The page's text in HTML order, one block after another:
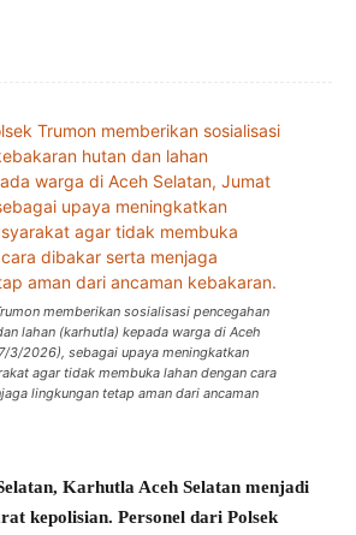
memberikan sosialisasi pencegahan
lahan (karhutla) kepada warga di Aceh
3/2026), sebagai upaya meningkatkan
agar tidak membuka lahan dengan cara
lingkungan tetap aman dari ancaman
Karhutla Aceh Selatan menjadi
kepolisian. Personel dari Polsek